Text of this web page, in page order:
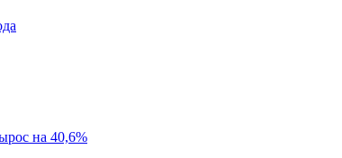
на 40,6%